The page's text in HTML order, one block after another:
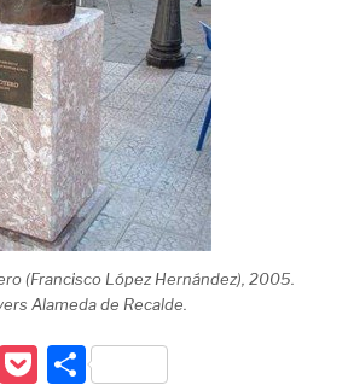
(Francisco López Hernández), 2005.
Alameda de Recalde.
E
P P